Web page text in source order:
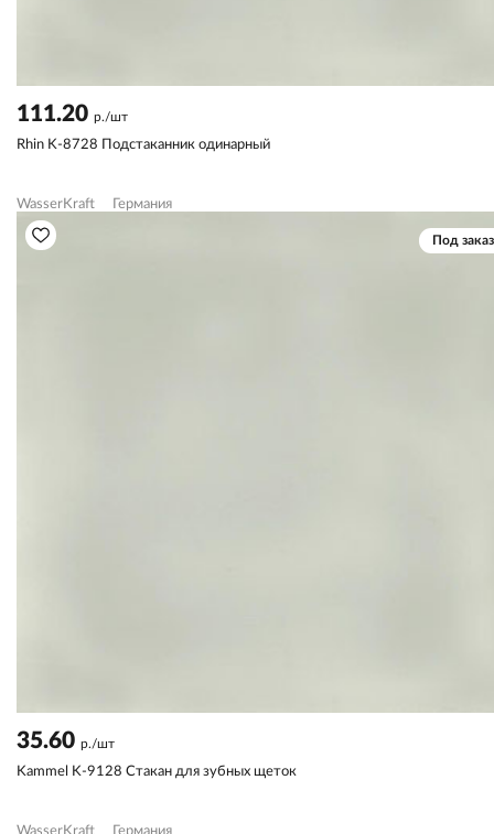
111.20 р./шт
Rhin K-8728 Подстаканник одинарный
WasserKraft Германия
Под заказ
35.60 р./шт
Kammel K-9128 Стакан для зубных щеток
WasserKraft Германия